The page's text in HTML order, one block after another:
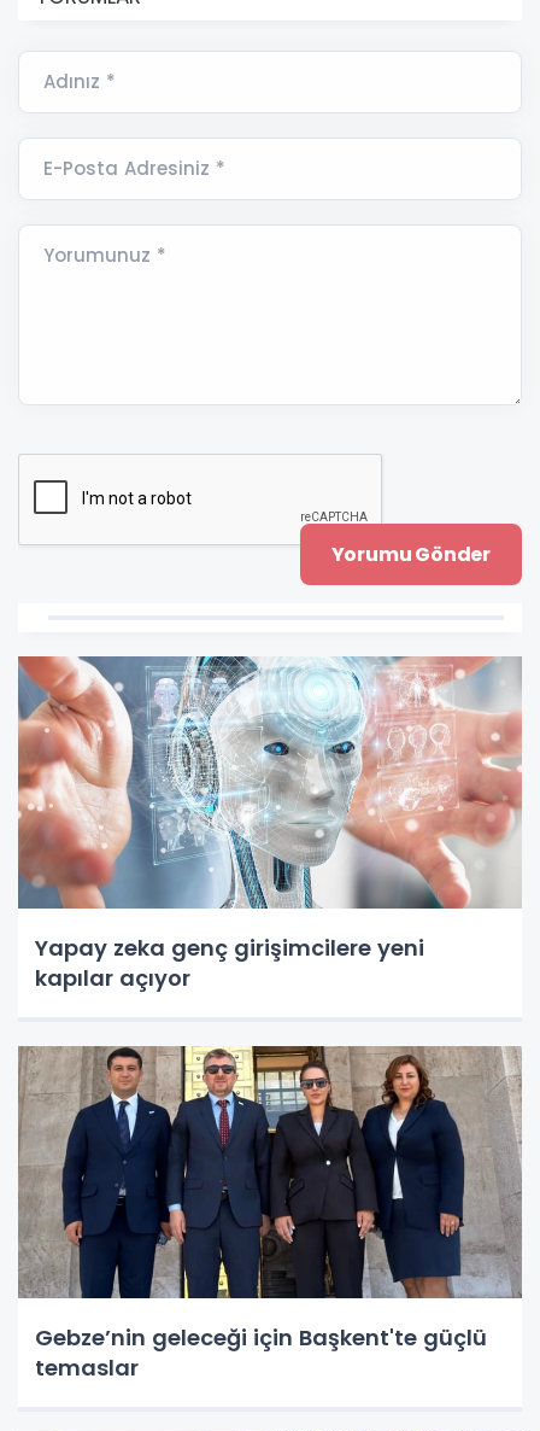
Adınız *
E-Posta Adresiniz *
Yorumunuz *
Yapay zeka genç girişimcilere yeni
kapılar açıyor
Gebze’nin geleceği için Başkent'te güçlü
temaslar